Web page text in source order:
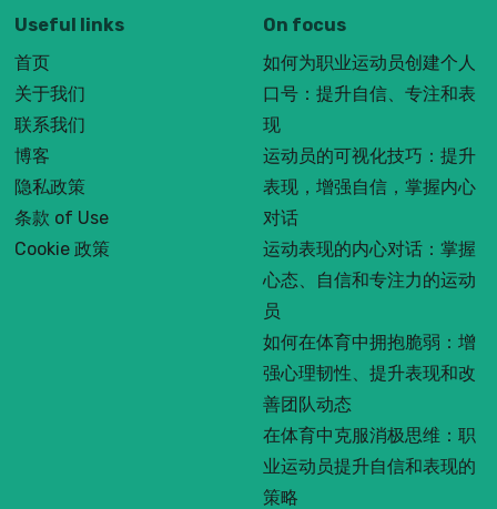
Useful links
首页
关于我们
联系我们
博客
隐私政策
条款 of Use
Cookie 政策
On focus
如何为职业运动员创建个人
口号：提升自信、专注和表
现
运动员的可视化技巧：提升
表现，增强自信，掌握内心
对话
运动表现的内心对话：掌握
心态、自信和专注力的运动
员
如何在体育中拥抱脆弱：增
强心理韧性、提升表现和改
善团队动态
在体育中克服消极思维：职
业运动员提升自信和表现的
策略